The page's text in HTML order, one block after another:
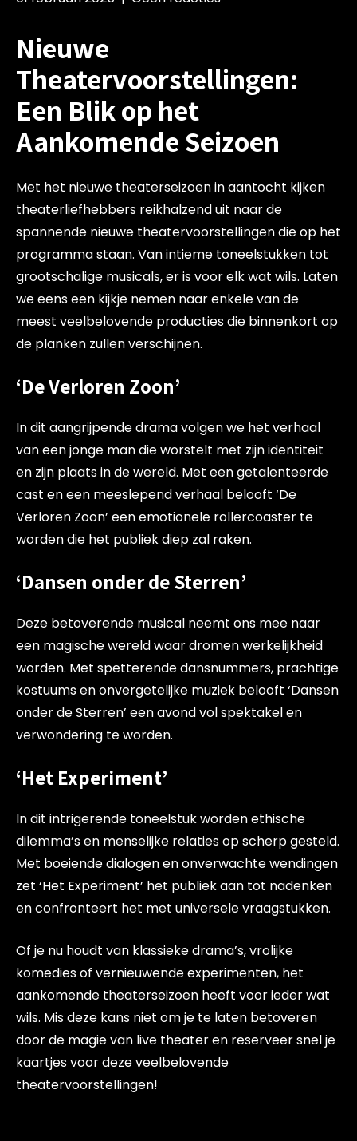
Nieuwe
Theatervoorstellingen:
Een Blik op het
Aankomende Seizoen
Met het nieuwe theaterseizoen in aantocht kijken
theaterliefhebbers reikhalzend uit naar de
spannende nieuwe theatervoorstellingen die op het
programma staan. Van intieme toneelstukken tot
grootschalige musicals, er is voor elk wat wils. Laten
we eens een kijkje nemen naar enkele van de
meest veelbelovende producties die binnenkort op
de planken zullen verschijnen.
‘De Verloren Zoon’
In dit aangrijpende drama volgen we het verhaal
van een jonge man die worstelt met zijn identiteit
en zijn plaats in de wereld. Met een getalenteerde
cast en een meeslepend verhaal belooft ‘De
Verloren Zoon’ een emotionele rollercoaster te
worden die het publiek diep zal raken.
‘Dansen onder de Sterren’
Deze betoverende musical neemt ons mee naar
een magische wereld waar dromen werkelijkheid
worden. Met spetterende dansnummers, prachtige
kostuums en onvergetelijke muziek belooft ‘Dansen
onder de Sterren’ een avond vol spektakel en
verwondering te worden.
‘Het Experiment’
In dit intrigerende toneelstuk worden ethische
dilemma’s en menselijke relaties op scherp gesteld.
Met boeiende dialogen en onverwachte wendingen
zet ‘Het Experiment’ het publiek aan tot nadenken
en confronteert het met universele vraagstukken.
Of je nu houdt van klassieke drama’s, vrolijke
komedies of vernieuwende experimenten, het
aankomende theaterseizoen heeft voor ieder wat
wils. Mis deze kans niet om je te laten betoveren
door de magie van live theater en reserveer snel je
kaartjes voor deze veelbelovende
theatervoorstellingen!